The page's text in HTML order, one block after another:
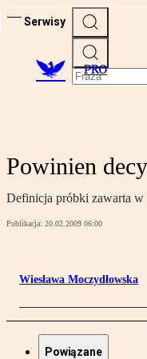
Serwisy
PRO
Powinien
Definicja próbki zawarta w
Publikacja: 20.02.2009 06:00
Wiesława Moczydłowska
Powiązane